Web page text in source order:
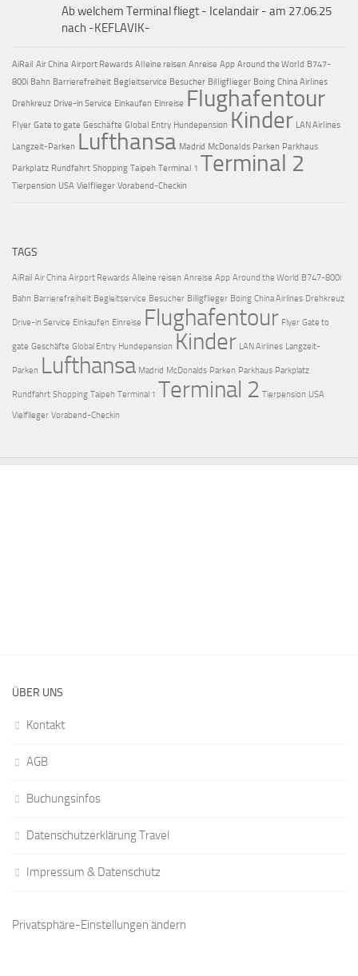
Ab welchem Terminal fliegt - Icelandair - am 27.06.25
nach -KEFLAVIK-
AiRail Air China Airport Rewards Alleine reisen Anreise App Around the World B747-
800i Bahn Barrierefreiheit Begleitservice Besucher Billigflieger Boing China Airlines
Drehkreuz Drive-in Service Einkaufen Einreise Flughafentour
Flyer Gate to gate Geschäfte Global Entry Hundepension Kinder LAN Airlines
Langzeit-Parken Lufthansa Madrid McDonalds Parken Parkhaus
Parkplatz Rundfahrt Shopping Taipeh Terminal 1 Terminal 2
Tierpension USA Vielflieger Vorabend-Checkin
TAGS
AiRail Air China Airport Rewards Alleine reisen Anreise App Around the World B747-800i
Bahn Barrierefreiheit Begleitservice Besucher Billigflieger Boing China Airlines Drehkreuz
Drive-in Service Einkaufen Einreise Flughafentour Flyer Gate to
gate Geschäfte Global Entry Hundepension Kinder LAN Airlines Langzeit-
Parken Lufthansa Madrid McDonalds Parken Parkhaus Parkplatz
Rundfahrt Shopping Taipeh Terminal 1 Terminal 2 Tierpension USA
Vielflieger Vorabend-Checkin
ÜBER UNS
Kontakt
AGB
Buchungsinfos
Datenschutzerklärung Travel
Impressum & Datenschutz
Privatsphäre-Einstellungen ändern